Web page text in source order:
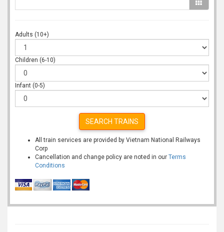
Adults (10+)
Children (6-10)
Infant (0-5)
SEARCH TRAINS
All train services are provided by Vietnam National Railways
Corp
Cancellation and change policy are noted in our Terms
Conditions